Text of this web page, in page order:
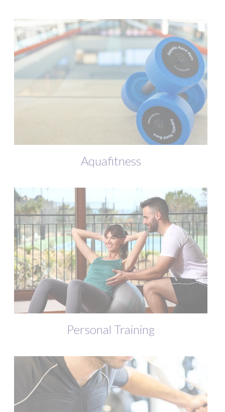
Aquafitness
Personal Training